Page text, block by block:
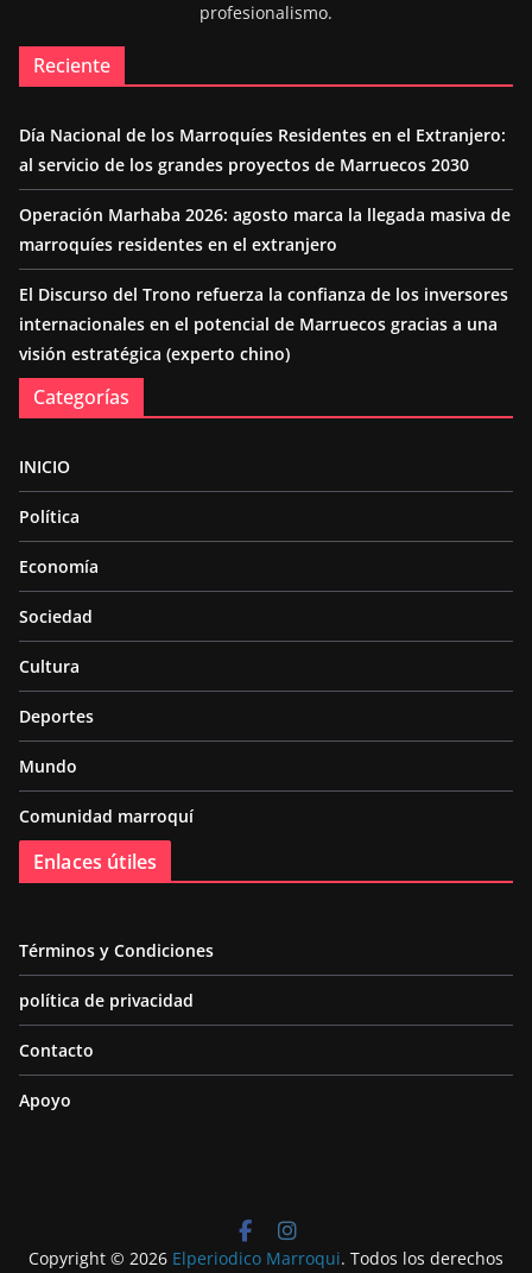
profesionalismo.
Reciente
Día Nacional de los Marroquíes Residentes en el Extranjero:
al servicio de los grandes proyectos de Marruecos 2030
Operación Marhaba 2026: agosto marca la llegada masiva de
marroquíes residentes en el extranjero
El Discurso del Trono refuerza la confianza de los inversores
internacionales en el potencial de Marruecos gracias a una
visión estratégica (experto chino)
Categorías
INICIO
Política
Economía
Sociedad
Cultura
Deportes
Mundo
Comunidad marroquí
Enlaces útiles
Términos y Condiciones
política de privacidad
Contacto
Apoyo
Copyright © 2026 Elperiodico Marroqui. Todos los derechos